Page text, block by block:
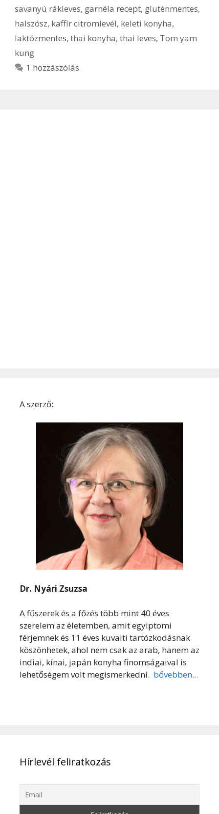
savanyú rákleves, garnéla recept, gluténmentes,
halszósz, kaffír citromlevél, keleti konyha,
laktózmentes, thai konyha, thai leves, Tom yam
kung
1 hozzászólás
A szerző:
Dr. Nyári Zsuzsa
A fűszerek és a főzés több mint 40 éves
szerelem az életemben, amit egyiptomi
férjemnek és 11 éves kuvaiti tartózkodásnak
köszönhetek, ahol nem csak az arab, hanem az
indiai, kínai, japán konyha finomságaival is
lehetőségem volt megismerkedni. bővebben...
Hírlevél feliratkozás